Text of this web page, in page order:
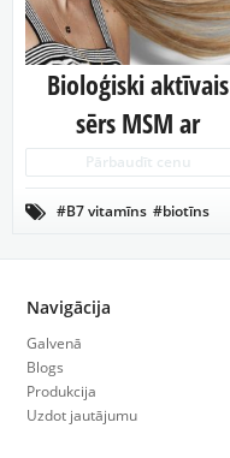
Bioloģiski aktīvais
sērs MSM ar
biotīnu – Jūsu
skaistuma sargi
Pārbaudīt cenu
 #B7 vitamīns #biotīns
#metilsulfonilmetāns
#veselīga āda
Navigācija
Galvenā
Blogs
Produkcija
Uzdot jautājumu